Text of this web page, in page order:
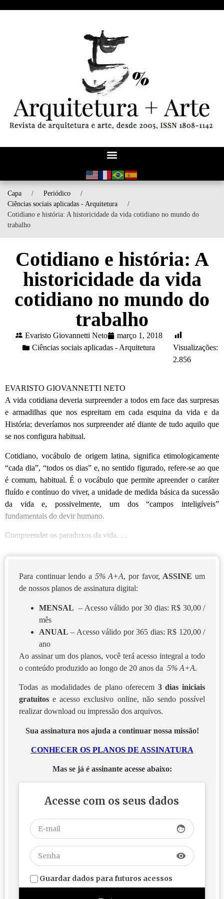
Capa / Periódico
/
Ciências sociais aplicadas - Arquitetura
/
Cotidiano e história: A historicidade da vida cotidiano no mundo do
trabalho
Cotidiano e história: A
historicidade da vida
cotidiano no mundo do
trabalho
Evaristo Giovannetti Neto
março 1, 2018
Ciências sociais aplicadas - Arquitetura
Visualizações:
2.856
EVARISTO GIOVANNETTI NETO
A vida cotidiana deveria surpreender a todos em face das surpresas
e armadilhas que nos espreitam em cada esquina da vida e da
História; deveríamos nos surpreender até diante de tudo aquilo que
se nos configura habitual.
Cotidiano, vocábulo de origem latina, significa etimologicamente
“cada dia”, “todos os dias” e, no sentido figurado, refere-se ao que
é comum, habitual. É o vocábulo que permite apreender o caráter
fluído e contínuo do viver, a unidade de medida básica da sucessão
da vida e, possivelmente, um dos “campos inteligíveis”
fundamentais do devir humano.
Compreender os paradoxos da vida. . .
Para continuar lendo a 5% A+A, por favor, ASSINE um
de nossos planos de assinatura digital:
MENSAL – Acesso válido por 30 dias: R$ 30,00 /
mês
ANUAL – Acesso válido por 365 dias: R$ 120,00 /
ano
Ao assinar um dos planos, você terá acesso integral a todo
o conteúdo produzido ao longo de 20 anos da 5% A+A.
Todas as modalidades de plano oferecem 3 dias iniciais
gratuitos e acesso exclusivo online, não sendo possível
realizar download ou impressão dos arquivos.
Sua assinatura nos ajuda a continuar nossa missão!
CONHECER OS PLANOS DE ASSINATURA
Mas se já é assinante acesse abaixo:
Acesse com os seus dados
face
visibility
Guardar dados para futuros acessos